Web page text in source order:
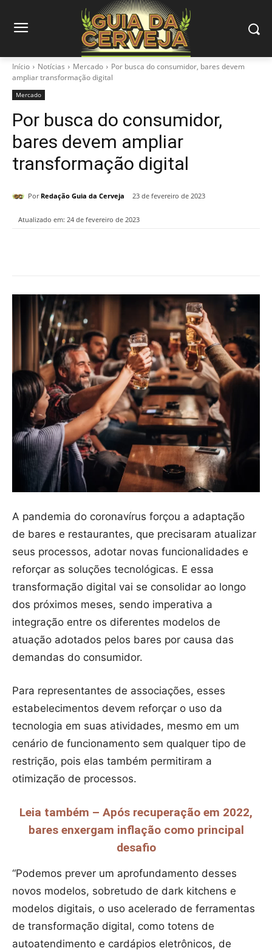
Início Notícias Mercado
Por busca do consumidor, bares devem
ampliar transformação digital
Mercado
Por busca do consumidor,
bares devem ampliar
transformação digital
Por Redação Guia da Cerveja 23 de fevereiro de 2023
Atualizado em: 24 de fevereiro de 2023
A pandemia do coronavírus forçou a adaptação
de bares e restaurantes, que precisaram atualizar
seus processos, adotar novas funcionalidades e
reforçar as soluções tecnológicas. E essa
transformação digital vai se consolidar ao longo
dos próximos meses, sendo imperativa a
integração entre os diferentes modelos de
atuação adotados pelos bares por causa das
demandas do consumidor.
Para representantes de associações, esses
estabelecimentos devem reforçar o uso da
tecnologia em suas atividades, mesmo em um
cenário de funcionamento sem qualquer tipo de
restrição, pois elas também permitiram a
otimização de processos.
Leia também – Após recuperação em 2022,
bares enxergam inflação como principal
desafio
“Podemos prever um aprofundamento desses
novos modelos, sobretudo de dark kitchens e
modelos digitais, o uso acelerado de ferramentas
de transformação digital, como totens de
autoatendimento e cardápios eletrônicos, de